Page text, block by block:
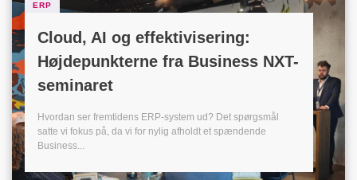
ERP
Cloud, AI og effektivisering:
Højdepunkterne fra Business NXT-
seminaret
Hvordan ser fremtidens ERP-system ud? Det spørgsmål
satte vi fokus på, da vi for nylig afholdt et spændende
Business...